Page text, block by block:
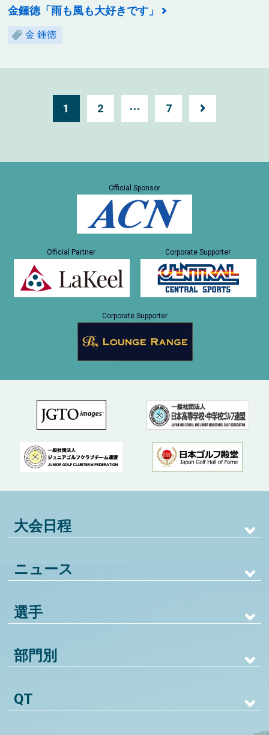
金鍾徳「雨も風も大好きです」
金 鍾徳
1 2 ⋯ 7
Official Sponsor
Official Partner Corporate Supporter
Corporate Supporter
大会日程
ニュース
選手
部門別
QT